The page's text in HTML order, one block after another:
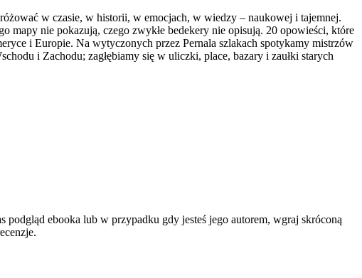
w czasie, w historii, w emocjach, w wiedzy – naukowej i tajemnej.
nie pokazują, czego zwykłe bedekery nie opisują. 20 opowieści, które
i Europie. Na wytyczonych przez Pernala szlakach spotykamy mistrzów
i Zachodu; zagłębiamy się w uliczki, place, bazary i zaułki starych
ebooka lub w przypadku gdy jesteś jego autorem, wgraj skróconą